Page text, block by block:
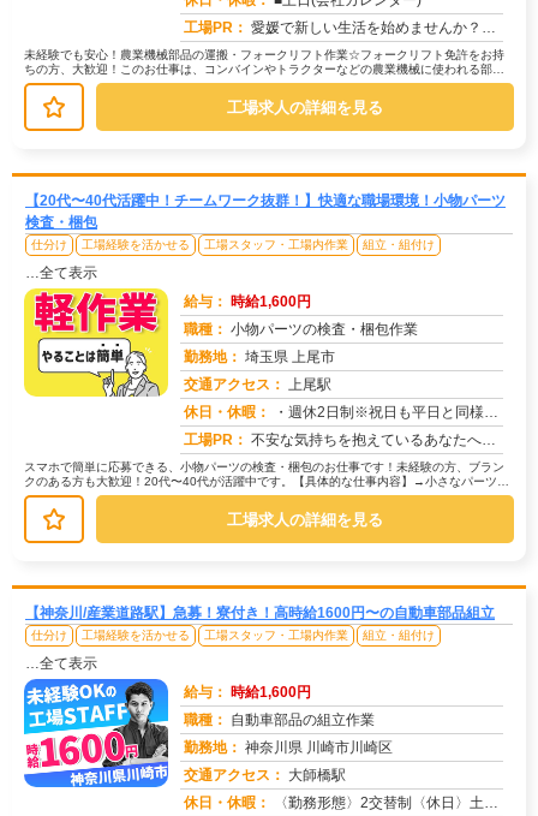
工場PR： 愛媛で新しい生活を始めませんか？☆ すぐに住める寮完備！面倒な手続きは一切不要です。☆ 男女問わず活躍中！年齢や性...
未経験でも安心！農業機械部品の運搬・フォークリフト作業☆フォークリフト免許をお持
ちの方、大歓迎！このお仕事は、コンバインやトラクターなどの農業機械に使われる部品
の運搬が中心です。→ 具体的には、...
工場求人の詳細を見る
【20代〜40代活躍中！チームワーク抜群！】快適な職場環境！小物パーツ
検査・梱包
仕分け 工場経験を活かせる 工場スタッフ・工場内作業 組立・組付け
…全て表示
給与： 時給1,600円
職種： 小物パーツの検査・梱包作業
勤務地： 埼玉県 上尾市
交通アクセス： 上尾駅
休日・休暇：
・週休2日制※祝日も平日と同様出勤日
工場PR： 不安な気持ちを抱えているあなたへ。株式会社京栄センターでは、未経験の方でも安心してスタートできる環境を整えています...
スマホで簡単に応募できる、小物パーツの検査・梱包のお仕事です！未経験の方、ブラン
クのある方も大歓迎！20代〜40代が活躍中です。【具体的な仕事内容】→小さなパーツを
目で見てチェックします。→不良...
工場求人の詳細を見る
【神奈川/産業道路駅】急募！寮付き！高時給1600円〜の自動車部品組立
仕分け 工場経験を活かせる 工場スタッフ・工場内作業 組立・組付け
…全て表示
給与： 時給1,600円
職種： 自動車部品の組立作業
勤務地： 神奈川県 川崎市川崎区
交通アクセス： 大師橋駅
休日・休暇：
〈勤務形態〉2交替制〈休日〉土日(週休２日制)★ＧＷ★夏季休暇★冬季休暇★年末年始